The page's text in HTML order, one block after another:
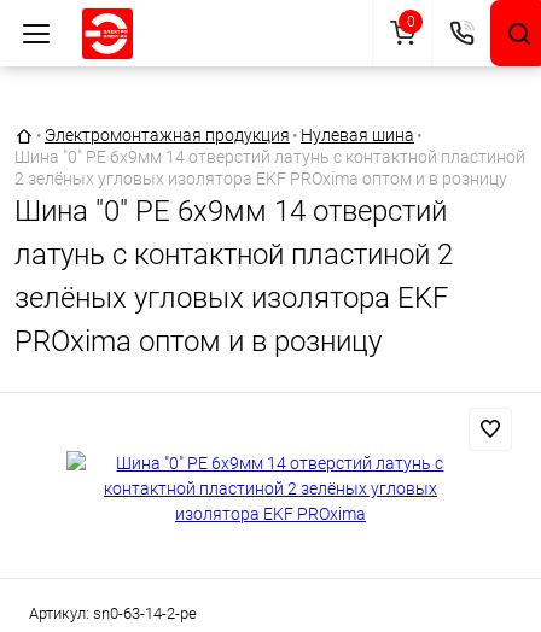
Главная страница
• Электромонтажная продукция • Нулевая шина •
Шина "0" PE 6x9мм 14 отверстий латунь с контактной пластиной
2 зелёных угловых изолятора EKF PROxima оптом и в розницу
Шина "0" PE 6x9мм 14 отверстий
латунь с контактной пластиной 2
зелёных угловых изолятора EKF
PROxima оптом и в розницу
Артикул: sn0-63-14-2-pe
0